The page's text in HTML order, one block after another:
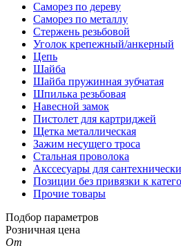
Саморез по дереву
Саморез по металлу
Стержень резьбовой
Уголок крепежный/анкерный
Цепь
Шайба
Шайба пружинная зубчатая
Шпилька резьбовая
Навесной замок
Пистолет для картриджей
Щетка металлическая
Зажим несущего троса
Стальная проволока
Акссесуары для
Позиции без привязки к
Прочие товары
Подбор параметров
Розничная цена
От